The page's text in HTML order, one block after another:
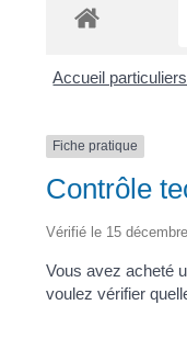
Accueil particuliers
Fiche pratique
Contrôle
Vérifié le 15
Vous avez acheté
voulez vérifier